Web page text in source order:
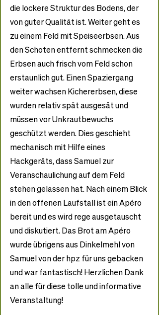
die lockere Struktur des Bodens, der
von guter Qualität ist. Weiter geht es
zu einem Feld mit Speiseerbsen. Aus
den Schoten entfernt schmecken die
Erbsen auch frisch vom Feld schon
erstaunlich gut. Einen Spaziergang
weiter wachsen Kichererbsen, diese
wurden relativ spät ausgesät und
müssen vor Unkrautbewuchs
geschützt werden. Dies geschieht
mechanisch mit Hilfe eines
Hackgeräts, dass Samuel zur
Veranschaulichung auf dem Feld
stehen gelassen hat. Nach einem Blick
in den offenen Laufstall ist ein Apéro
bereit und es wird rege ausgetauscht
und diskutiert. Das Brot am Apéro
wurde übrigens aus Dinkelmehl von
Samuel von der hpz für uns gebacken
und war fantastisch! Herzlichen Dank
an alle für diese tolle und informative
Veranstaltung!